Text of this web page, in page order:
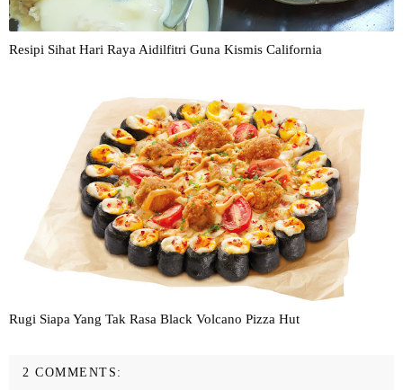
Resipi Sihat Hari Raya Aidilfitri Guna Kismis California
Rugi Siapa Yang Tak Rasa Black Volcano Pizza Hut
2 COMMENTS: